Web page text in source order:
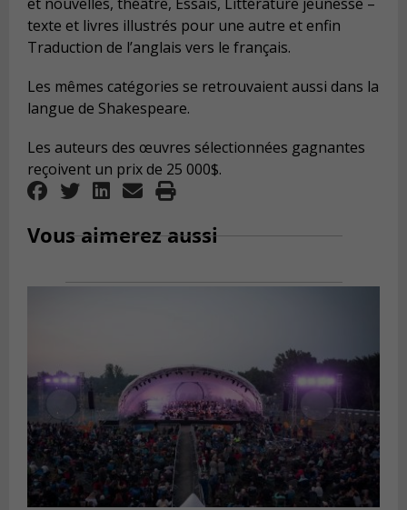
texte et livres illustrés pour une autre et enfin
Traduction de l’anglais vers le français.
Les mêmes catégories se retrouvaient aussi dans la
langue de Shakespeare.
Les auteurs des œuvres sélectionnées gagnantes
reçoivent un prix de 25 000$.
Vous aimerez aussi